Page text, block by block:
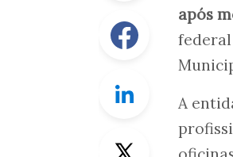
Facebook
Twitter
após
federal
A